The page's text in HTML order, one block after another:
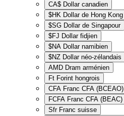
CA$ Dollar canadien
$HK Dollar de Hong Kong
$SG Dollar de Singapour
$FJ Dollar fidjien
$NA Dollar namibien
$NZ Dollar néo-zélandais
AMD Dram arménien
Ft Forint hongrois
CFA Franc CFA (BCEAO)
FCFA Franc CFA (BEAC)
Sfr Franc suisse